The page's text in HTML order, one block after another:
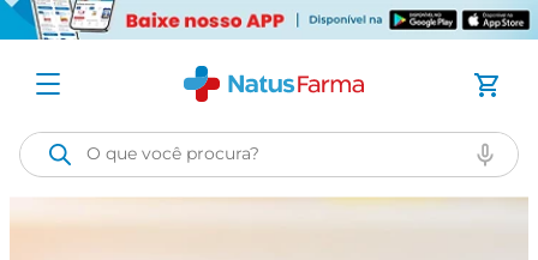
O que você procura?